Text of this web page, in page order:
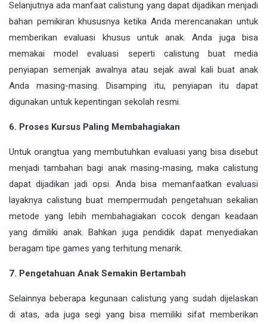
Selanjutnya ada manfaat calistung yang dapat dijadikan menjadi
bahan pemikiran khususnya ketika Anda merencanakan untuk
memberikan evaluasi khusus untuk anak. Anda juga bisa
memakai model evaluasi seperti calistung buat media
penyiapan semenjak awalnya atau sejak awal kali buat anak
Anda masing-masing. Disamping itu, penyiapan itu dapat
digunakan untuk kepentingan sekolah resmi.
6. Proses Kursus Paling Membahagiakan
Untuk orangtua yang membutuhkan evaluasi yang bisa disebut
menjadi tambahan bagi anak masing-masing, maka calistung
dapat dijadikan jadi opsi. Anda bisa memanfaatkan evaluasi
layaknya calistung buat mempermudah pengetahuan sekalian
metode yang lebih membahagiakan cocok dengan keadaan
yang dimiliki anak. Bahkan juga pendidik dapat menyediakan
beragam tipe games yang terhitung menarik.
7. Pengetahuan Anak Semakin Bertambah
Selainnya beberapa kegunaan calistung yang sudah dijelaskan
di atas, ada juga segi yang bisa memiliki sifat memberikan